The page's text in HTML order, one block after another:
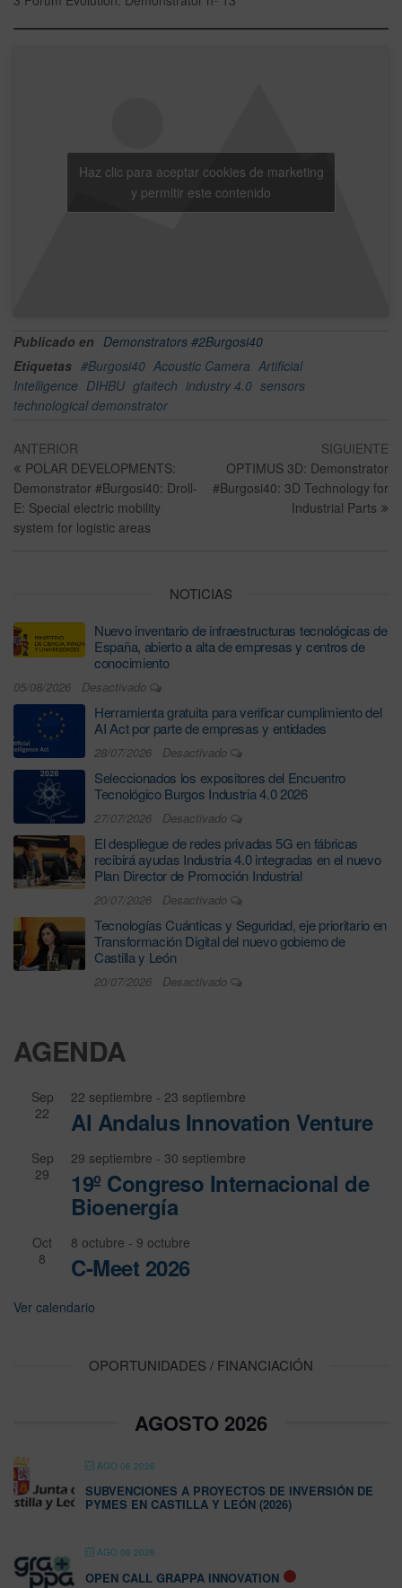
Haz clic para aceptar cookies de marketing
y permitir este contenido
Publicado en Demonstrators #2Burgosi40
Etiquetas #Burgosi40 Acoustic Camera Artificial
Intelligence DIHBU gfaitech industry 4.0 sensors
technological demonstrator
ANTERIOR
POLAR DEVELOPMENTS:
Demonstrator #Burgosi40: Droll-
E: Special electric mobility
system for logistic areas
SIGUIENTE
OPTIMUS 3D: Demonstrator
#Burgosi40: 3D Technology for
Industrial Parts
NOTICIAS
Nuevo inventario de infraestructuras tecnológicas de
España, abierto a alta de empresas y centros de
conocimiento
05/08/2026 Desactivado
Herramienta gratuita para verificar cumplimiento del
AI Act por parte de empresas y entidades
28/07/2026 Desactivado
Seleccionados los expositores del Encuentro
Tecnológico Burgos Industria 4.0 2026
27/07/2026 Desactivado
El despliegue de redes privadas 5G en fábricas
recibirá ayudas Industria 4.0 integradas en el nuevo
Plan Director de Promoción Industrial
20/07/2026 Desactivado
Tecnologías Cuánticas y Seguridad, eje prioritario en
Transformación Digital del nuevo gobierno de
Castilla y León
20/07/2026 Desactivado
AGENDA
Sep
22
22 septiembre - 23 septiembre
Al Andalus Innovation Venture
Sep
29
29 septiembre - 30 septiembre
19º Congreso Internacional de
Bioenergía
Oct
8
8 octubre - 9 octubre
C-Meet 2026
Ver calendario
OPORTUNIDADES / FINANCIACIÓN
AGOSTO 2026
AGO 06 2026
SUBVENCIONES A PROYECTOS DE INVERSIÓN DE
PYMES EN CASTILLA Y LEÓN (2026)
AGO 06 2026
OPEN CALL GRAPPA INNOVATION